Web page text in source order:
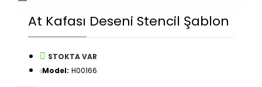
At Kafası Deseni Stencil Şablon
STOKTA VAR
Model: H00166